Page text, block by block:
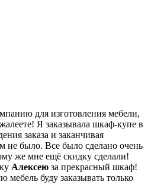
для изготовления мебели,
Я заказывала шкаф-купе в
заказа и заканчивая
не было. Все было сделано очень
же мне ещё скидку сделали!
Алексею за прекрасный шкаф!
мебель буду заказывать только